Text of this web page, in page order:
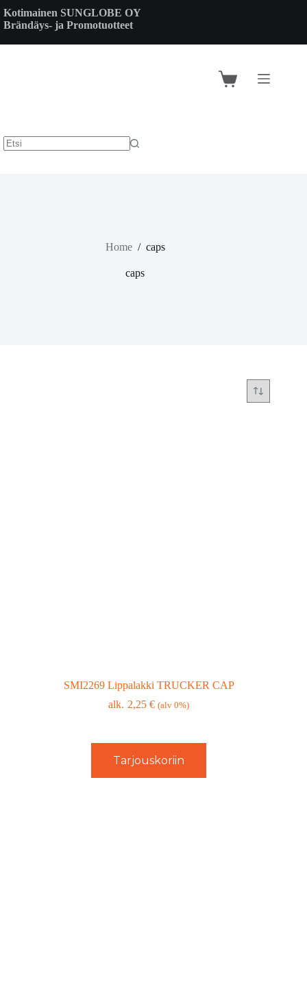
to
content
Kotimainen SUNGLOBE OY
Brändäys- ja Promotuotteet
Shopping
Home / caps
caps
SMI2269 Lippalakki TRUCKER CAP
2,25€ (alv 0%)
Tarjouskoriin